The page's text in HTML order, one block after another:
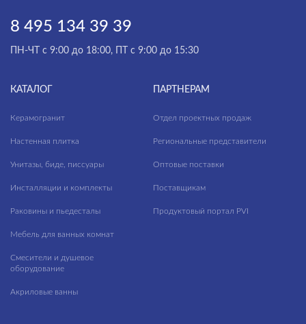
8 495 134 39 39
ПН-ЧТ с 9:00 до 18:00, ПТ с 9:00 до 15:30
КАТАЛОГ
Керамогранит
Настенная плитка
Унитазы, биде, писсуары
Инсталляции и комплекты
Раковины и пьедесталы
Мебель для ванных комнат
Смесители и душевое
оборудование
Акриловые ванны
ПАРТНЕРАМ
Отдел проектных продаж
Региональные представители
Оптовые поставки
Поставщикам
Продуктовый портал PVI